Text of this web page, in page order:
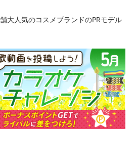
大人気のコスメブランドのPRモデル